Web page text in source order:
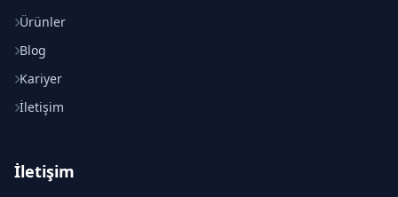
Ürünler
Blog
Kariyer
İletişim
İletişim